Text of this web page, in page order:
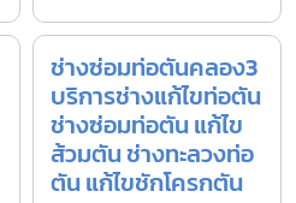
ช่างซ่อมท่อตันคลอง3
บริการช่างแก้ไขท่อตัน
ช่างซ่อมท่อตัน แก้ไข
ส้วมตัน ช่างทะลวงท่อ
ตัน แก้ไขชักโครกตัน